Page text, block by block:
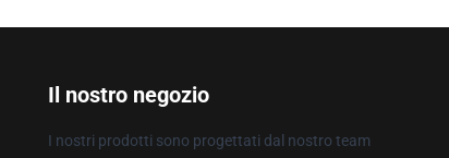
Il nostro negozio
I nostri prodotti sono progettati dal nostro team